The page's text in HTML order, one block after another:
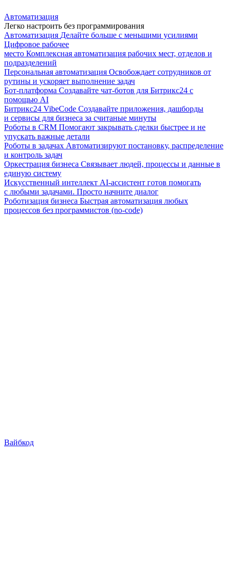
Автоматизация
Легко настроить без программирования
Автоматизация Делайте больше с меньшими усилиями
Цифровое рабочее
место Комплексная автоматизация рабочих мест, отделов и
подразделений
Персональная автоматизация Освобождает сотрудников от
рутины и ускоряет выполнение задач
Бот-платформа Создавайте чат-ботов для Битрикс24 с
помощью AI
Битрикс24 VibeCode Создавайте приложения, дашборды
и сервисы для бизнеса за считаные минуты
Роботы в CRM Помогают закрывать сделки быстрее и не
упускать важные детали
Роботы в задачах Автоматизируют постановку, распределение
и контроль задач
Оркестрация бизнеса Связывает людей, процессы и данные в
единую систему
Искусственный интеллект AI-ассистент готов помогать
с любыми задачами. Просто начните диалог
Роботизация бизнеса Быстрая автоматизация любых
процессов без программистов (no-code)
Вайбкод